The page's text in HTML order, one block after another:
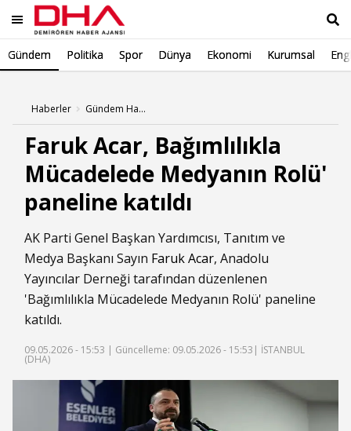
Gündem Politika Spor Dünya Ekonomi Kurumsal
Haberler Gündem Haberleri
Faruk Acar, Bağımlılıkla
Mücadelede Medyanın Rolü'
paneline katıldı
AK Parti Genel Başkan Yardımcısı, Tanıtım ve
Medya Başkanı Sayın Faruk Acar, Anadolu
Yayıncılar Derneği tarafından düzenlenen
'Bağımlılıkla Mücadelede Medyanın Rolü' paneline
katıldı.
09.05.2026 - 15:53 | Güncelleme: 09.05.2026 - 15:53 | İSTANBUL
(DHA)